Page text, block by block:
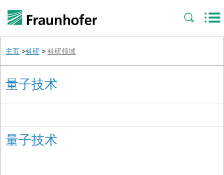
主页 >科研 > 科研领域
量子技术
量子技术